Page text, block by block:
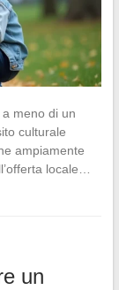
meno di un
culturale
ampiamente
locale…
un